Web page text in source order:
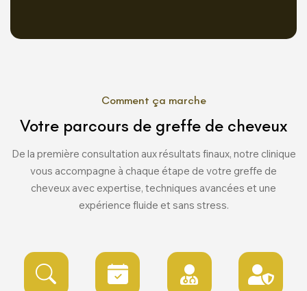
Comment ça marche
Votre parcours de greffe de cheveux
De la première consultation aux résultats finaux, notre clinique
vous accompagne à chaque étape de votre greffe de
cheveux avec expertise, techniques avancées et une
expérience fluide et sans stress.